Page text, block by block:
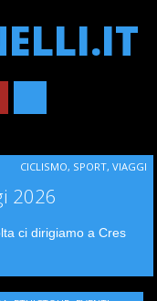
CICLISMO, SPORT,VIAGGI
2026
ci dirigiamo a Cres